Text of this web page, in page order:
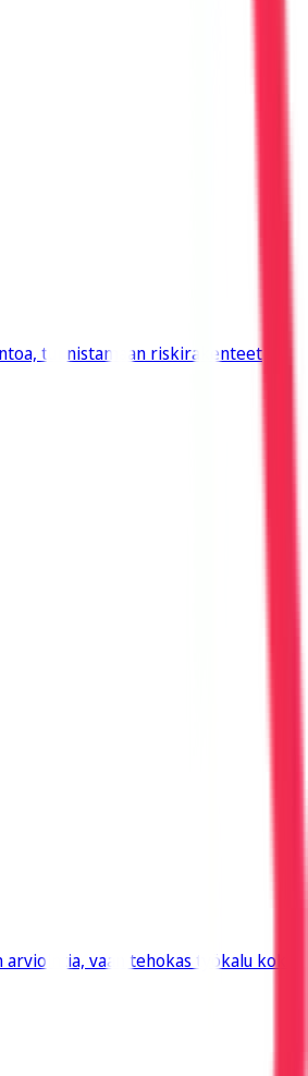
tunnistamaan riskirakenteet
vaan tehokas työkalu koko